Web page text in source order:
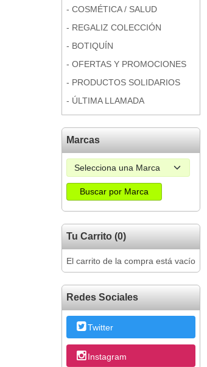
- COSMÉTICA / SALUD
- REGALIZ COLECCIÓN
- BOTIQUÍN
- OFERTAS Y PROMOCIONES
- PRODUCTOS SOLIDARIOS
- ÚLTIMA LLAMADA
Marcas
Tu Carrito (0)
El carrito de la compra está vacío
Redes Sociales
Twitter
Instagram